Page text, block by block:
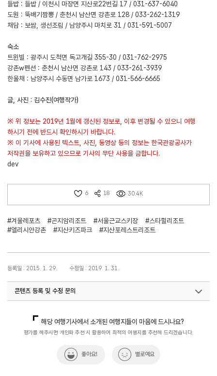
들밥 : 들밥 / 이천시 마장면 지산로22번길 17 / 031-637-6040
도원 : 뚝배기짬뽕 / 춘천시 남산면 강촌로 128 / 033-262-1319
채담 : 보쌈, 생선조림 / 남양주시 마치로 31 / 031-591-5007
숙소
트윈빌 : 광주시 도척면 독고개길 355-30 / 031-762-2975
강촌w펜션 : 춘천시 남산면 강촌로 143 / 033-261-3939
한울채 : 남양주시 수동면 남가로 1673 / 031-566-6665
글, 사진 : 김수진(여행작가)
※ 위 정보는 2019년 1월에 갱신된 정보로, 이후 변경될 수 있으니 여행
하시기 전에 반드시 확인하시기 바랍니다.
※ 이 기사에 사용된 텍스트, 사진, 동영상 등의 정보는 한국관광공사가
저작권을 보유하고 있으므로 기사의 무단 사용을 금합니다.
dev
6 18 30.4K
#겨울레포츠 #곤지암리조트 #서울근교스키장
#스타힐리조트
#엘리시안강촌
#지산키즈파크 #지산포레스트리조트
등록일 : 2015. 1. 29. 수정일 : 2019. 1. 31.
콘텐츠 등록 및 수정 문의
해당 여행기사에서 소개된 여행지들이 마음에 드시나요?
평가를 해주시면 개인화 추천 시 활용하여 최적의 여행지를 추천해 드리겠습니다.
좋아요! 별로예요